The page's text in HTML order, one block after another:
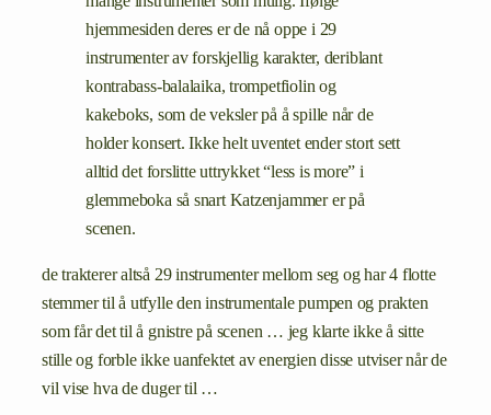
hjemmesiden deres er de nå oppe i 29
instrumenter av forskjellig karakter, deriblant
kontrabass-balalaika, trompetfiolin og
kakeboks, som de veksler på å spille når de
holder konsert. Ikke helt uventet ender stort sett
alltid det forslitte uttrykket “less is more” i
glemmeboka så snart Katzenjammer er på
scenen.
de trakterer altså 29 instrumenter mellom seg og har 4 flotte
stemmer til å utfylle den instrumentale pumpen og prakten
som får det til å gnistre på scenen … jeg klarte ikke å sitte
stille og forble ikke uanfektet av energien disse utviser når de
vil vise hva de duger til …